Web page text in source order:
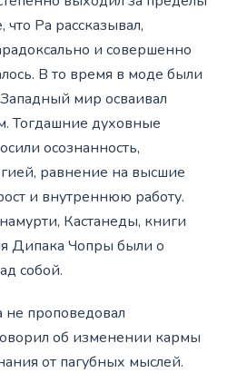
Ра рассказывал,
и совершенно
В то время в моде были
мир осваивал
Тогдашние духовные
осознанность,
равнение на высшие
и внутреннюю работу.
Кастанеды, книги
Дипака Чопры были о
собой.
проповедовал
об изменении кармы
от пагубных мыслей.